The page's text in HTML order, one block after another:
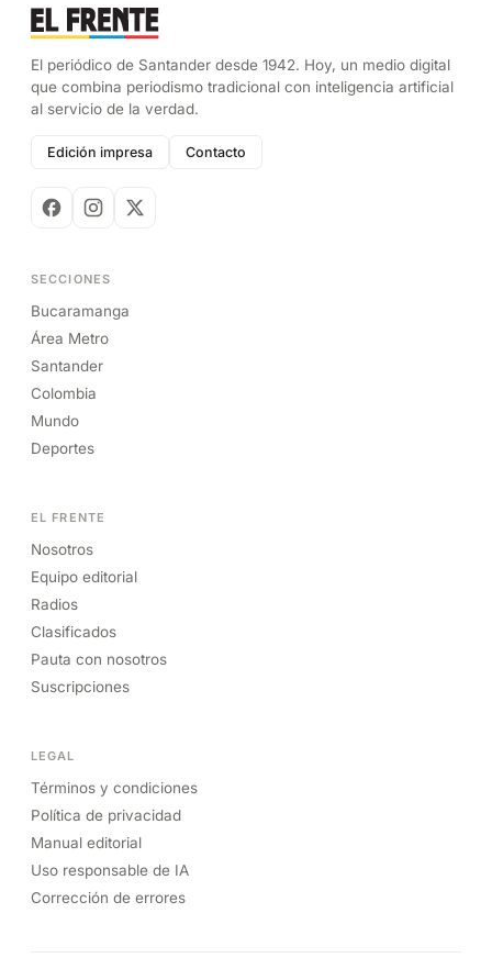
El periódico de Santander desde 1942. Hoy, un medio digital
que combina periodismo tradicional con inteligencia artificial
al servicio de la verdad.
Edición impresa Contacto
SECCIONES
Bucaramanga
Área Metro
Santander
Colombia
Mundo
Deportes
EL FRENTE
Nosotros
Equipo editorial
Radios
Clasificados
Pauta con nosotros
Suscripciones
LEGAL
Términos y condiciones
Política de privacidad
Manual editorial
Uso responsable de IA
Corrección de errores